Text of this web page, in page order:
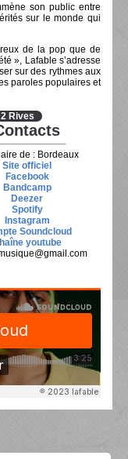
son public entre
sur le monde qui
de la pop que de
», Lafable s’adresse
sur des rythmes aux
paroles populaires et
Rives
de : Bordeaux
Site officiel
Facebook
Bandcamp
Deezer
Spotify
Instagram
Soundcloud
youtube